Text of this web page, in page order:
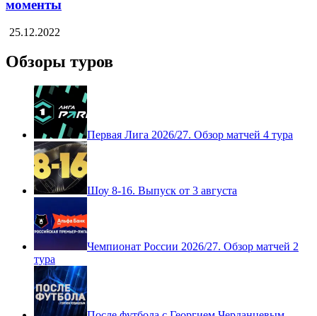
моменты
25.12.2022
Обзоры туров
Первая Лига 2026/27. Обзор матчей 4 тура
Шоу 8-16. Выпуск от 3 августа
Чемпионат России 2026/27. Обзор матчей 2
тура